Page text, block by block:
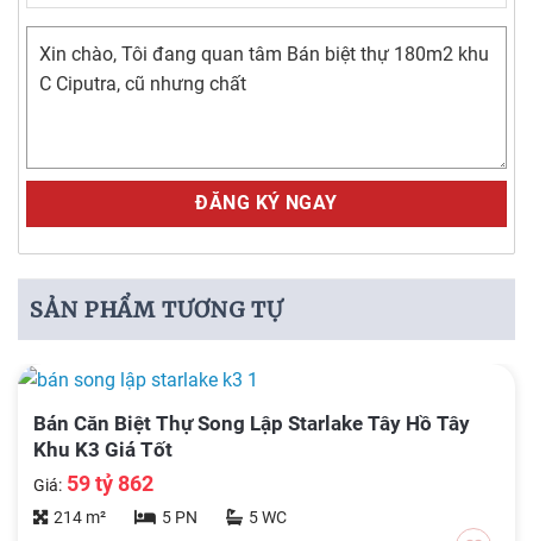
SẢN PHẨM TƯƠNG TỰ
Bán Căn Biệt Thự Song Lập Starlake Tây Hồ Tây
Khu K3 Giá Tốt
Giá: 59 tỷ 862
214 m² 5 PN
5 WC